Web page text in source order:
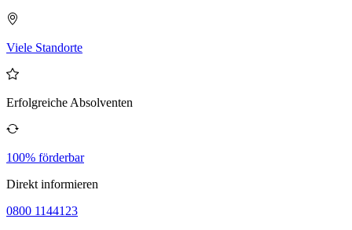
Viele Standorte
Erfolgreiche Absolventen
100% förderbar
Direkt informieren
0800 1144123